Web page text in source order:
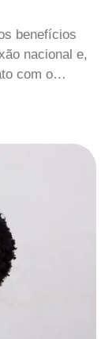
benefícios
nacional e,
com o…